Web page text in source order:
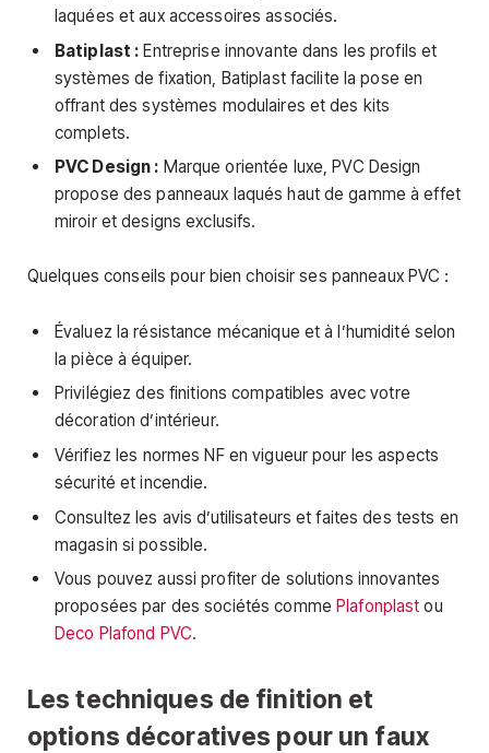
laquées et aux accessoires associés.
Batiplast : Entreprise innovante dans les profils et
systèmes de fixation, Batiplast facilite la pose en
offrant des systèmes modulaires et des kits
complets.
PVC Design : Marque orientée luxe, PVC Design
propose des panneaux laqués haut de gamme à effet
miroir et designs exclusifs.
Quelques conseils pour bien choisir ses panneaux PVC :
Évaluez la résistance mécanique et à l’humidité selon
la pièce à équiper.
Privilégiez des finitions compatibles avec votre
décoration d’intérieur.
Vérifiez les normes NF en vigueur pour les aspects
sécurité et incendie.
Consultez les avis d’utilisateurs et faites des tests en
magasin si possible.
Vous pouvez aussi profiter de solutions innovantes
proposées par des sociétés comme Plafonplast ou
Deco Plafond PVC.
Les techniques de finition et
options décoratives pour un faux